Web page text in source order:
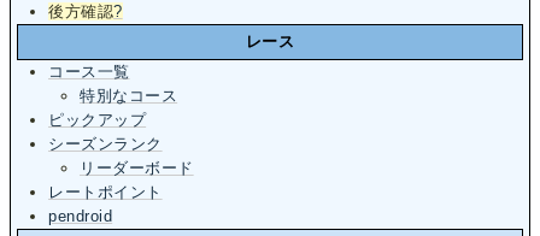
後方確認?
レース
コース一覧
特別なコース
ピックアップ
シーズンランク
リーダーボード
レートポイント
pendroid